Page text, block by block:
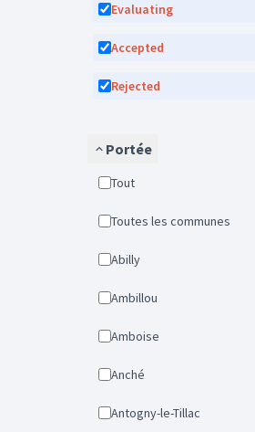
Evaluating
Accepted
Rejected
Portée
Tout
Toutes les communes
Abilly
Ambillou
Amboise
Anché
Antogny-le-Tillac